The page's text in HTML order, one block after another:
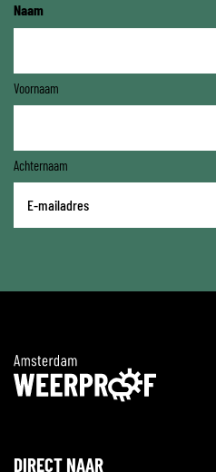
Naam
Voornaam
Achternaam
mailadres
DIRECT NAAR